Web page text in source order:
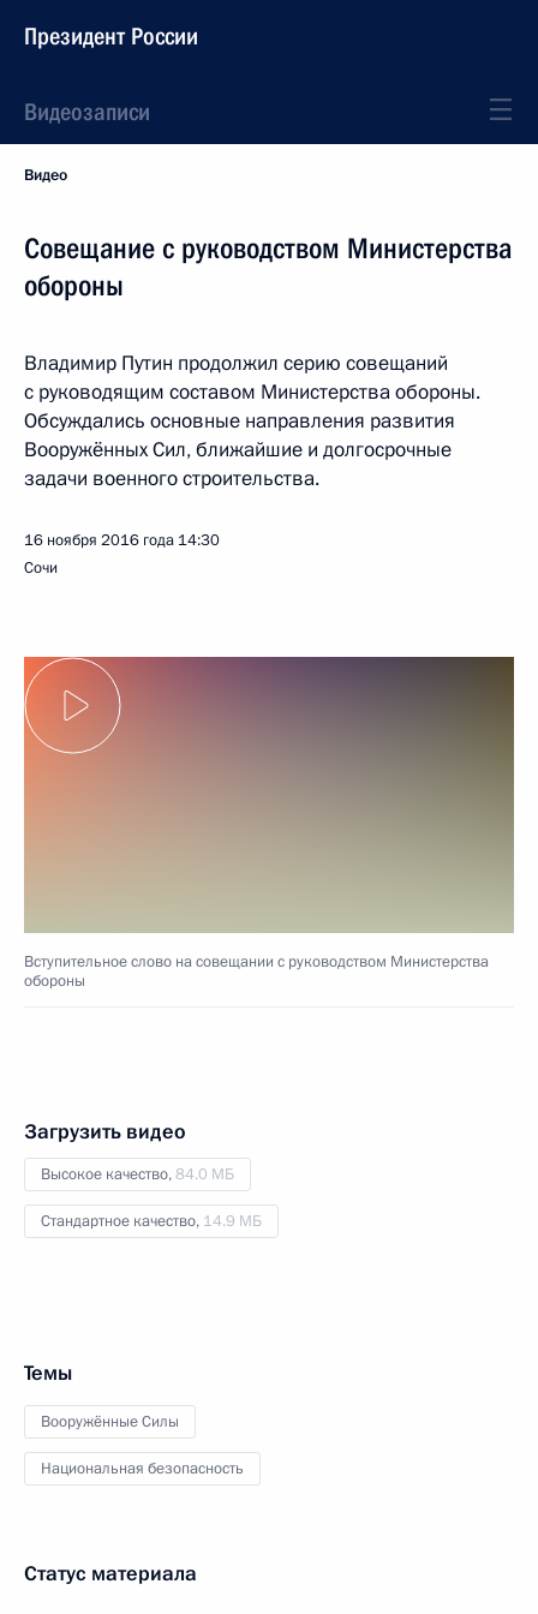
Президент России
Видеозаписи
Видео
Совещание с руководством Министерства
обороны
Владимир Путин продолжил серию совещаний
с руководящим составом Министерства обороны.
Обсуждались основные направления развития
Вооружённых Сил, ближайшие и долгосрочные
задачи военного строительства.
16 ноября 2016 года 14:30
Сочи
Вступительное слово на совещании с руководством Министерства
обороны
Загрузить видео
Высокое качество,84.0 МБ
Стандартное качество, 14.9 МБ
Темы
Вооружённые Силы
Национальная безопасность
Статус материала